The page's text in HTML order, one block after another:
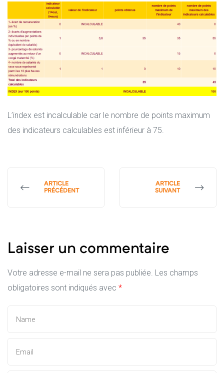
L’index est incalculable car le nombre de points maximum
des indicateurs calculables est inférieur à 75.
ARTICLE
PRÉCÉDENT
ARTICLE
SUIVANT
Laisser un commentaire
Votre adresse e-mail ne sera pas publiée. Les champs
obligatoires sont indiqués avec *